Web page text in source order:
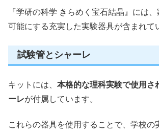
『学研の科学 きらめく宝石結晶』には
可能にする充実した実験器具が含まれて
試験管とシャーレ
キットには、 本格的な理科実験で使用さ
ーレが付属しています。
これらの器具を使用することで、学校の